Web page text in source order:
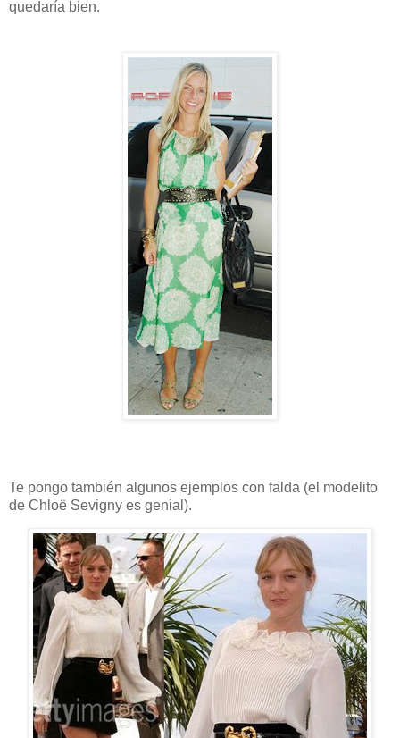
quedaría bien.
Te pongo también algunos ejemplos con falda (el modelito
de Chloë Sevigny es genial).